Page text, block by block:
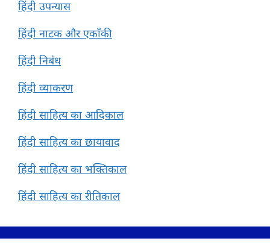
हिंदी उपन्यास
हिंदी नाटक और एकाँकी
हिंदी निबंध
हिंदी व्याकरण
हिंदी साहित्य का आदिकाल
हिंदी साहित्य का छायावाद
हिंदी साहित्य का भक्तिकाल
हिंदी साहित्य का रीतिकाल